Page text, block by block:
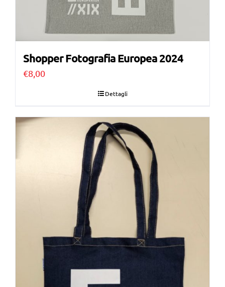
Shopper Fotografia Europea 2024
€8,00
Dettagli